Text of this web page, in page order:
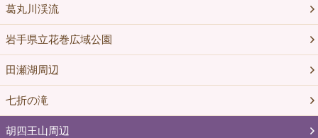
葛丸川渓流
岩手県立花巻広域公園
田瀬湖周辺
七折の滝
胡四王山周辺